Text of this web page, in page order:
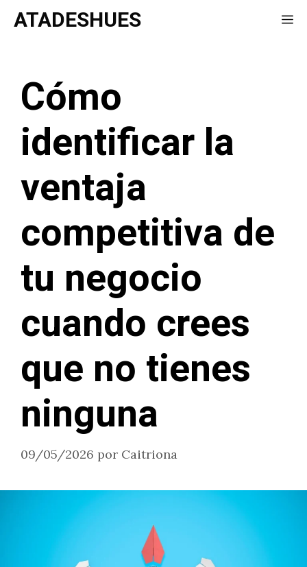
Saltar
ATADESHUES
Cómo
identificar la
ventaja
competitiva de
tu negocio
cuando crees
que no tienes
ninguna
09/05/2026 por Caitriona